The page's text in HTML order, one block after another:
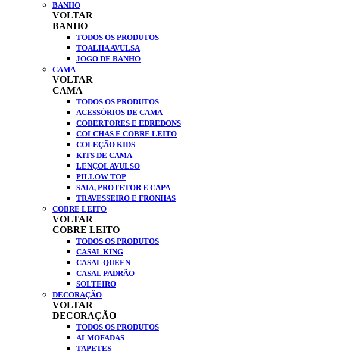
BANHO
VOLTAR
BANHO
TODOS OS PRODUTOS
TOALHA AVULSA
JOGO DE BANHO
CAMA
VOLTAR
CAMA
TODOS OS PRODUTOS
ACESSÓRIOS DE CAMA
COBERTORES E EDREDONS
COLCHAS E COBRE LEITO
COLEÇÃO KIDS
KITS DE CAMA
LENÇOL AVULSO
PILLOW TOP
SAIA, PROTETOR E CAPA
TRAVESSEIRO E FRONHAS
COBRE LEITO
VOLTAR
COBRE LEITO
TODOS OS PRODUTOS
CASAL KING
CASAL QUEEN
CASAL PADRÃO
SOLTEIRO
DECORAÇÃO
VOLTAR
DECORAÇÃO
TODOS OS PRODUTOS
ALMOFADAS
TAPETES